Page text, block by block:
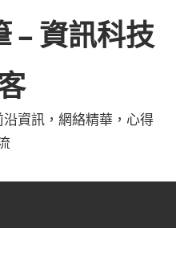
– 資訊科技
資訊，網絡精華，心得